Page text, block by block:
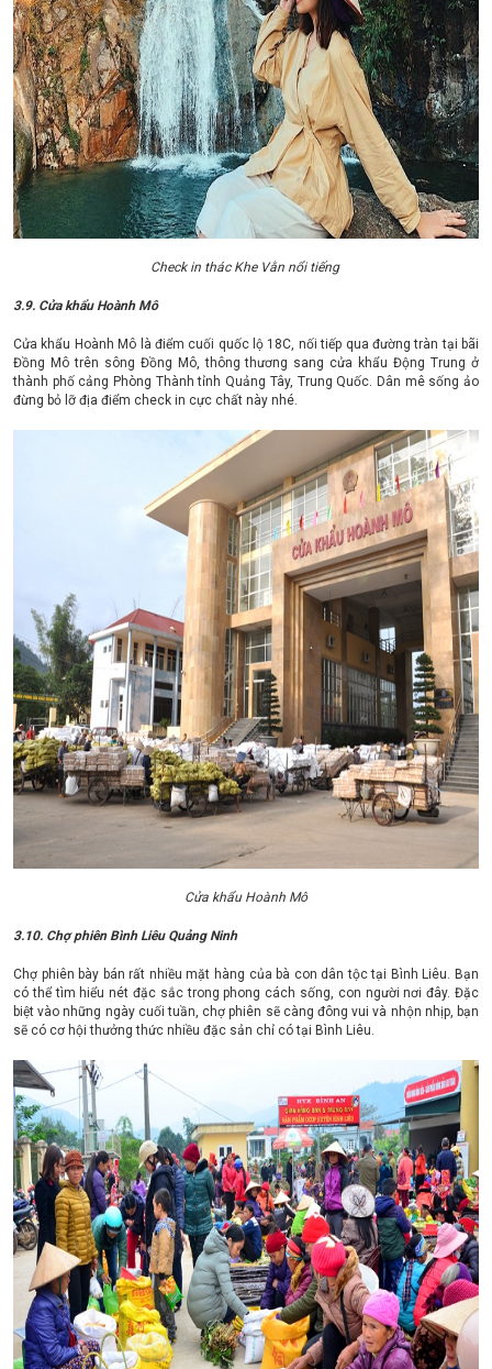
Check in thác Khe Vằn nổi tiếng
3.9. Cửa khẩu Hoành Mô
Cửa khẩu Hoành Mô là điểm cuối quốc lộ 18C, nối tiếp qua đường tràn tại bãi
Đồng Mô trên sông Đồng Mô, thông thương sang cửa khẩu Động Trung ở
thành phố cảng Phòng Thành tỉnh Quảng Tây, Trung Quốc. Dân mê sống ảo
đừng bỏ lỡ địa điểm check in cực chất này nhé.
Cửa khẩu Hoành Mô
3.10. Chợ phiên Bình Liêu Quảng Ninh
Chợ phiên bày bán rất nhiều mặt hàng của bà con dân tộc tại Bình Liêu. Bạn
có thể tìm hiểu nét đặc sắc trong phong cách sống, con người nơi đây. Đặc
biệt vào những ngày cuối tuần, chợ phiên sẽ càng đông vui và nhộn nhịp, bạn
sẽ có cơ hội thưởng thức nhiều đặc sản chỉ có tại Bình Liêu.